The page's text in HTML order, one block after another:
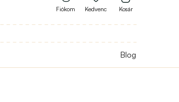
Kosár
Fiókom Kedvenc
Blog